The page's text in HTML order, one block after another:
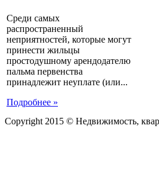
Среди самых
распространенный
неприятностей, которые могут
принести жильцы
простодушному арендодателю
пальма первенства
принадлежит неуплате (или...
Подробнее »
Copyright 2015 © Недвижимость,